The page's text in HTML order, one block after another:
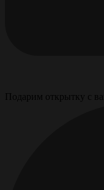
Подарим открытку с